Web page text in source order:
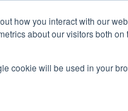
how you interact with our
about our visitors both
cookie will be used in your
TAPAHTUMAT